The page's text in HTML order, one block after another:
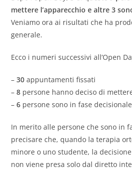
mettere l’apparecchio e altre 3
Veniamo ora ai risultati che ha
generale.
Ecco i numeri successivi all’Open
–30 appuntamenti fissati
–8 persone hanno deciso di
–6 persone sono in fase decisionale
In merito alle persone che sono in
precisare che, quando la terapia
minore o uno studente, la
non viene presa solo dal diretto